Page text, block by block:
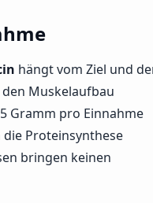
hängt vom Ziel und
Muskelaufbau
Gramm pro Einnahme
die Proteinsynthese
bringen keinen